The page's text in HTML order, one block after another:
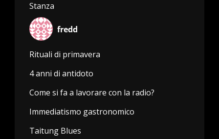
Stanza
fredd
Rituali di primavera
4 anni di antidoto
Come si fa a lavorare con la radio?
Immediatismo gastronomico
Taitung Blues